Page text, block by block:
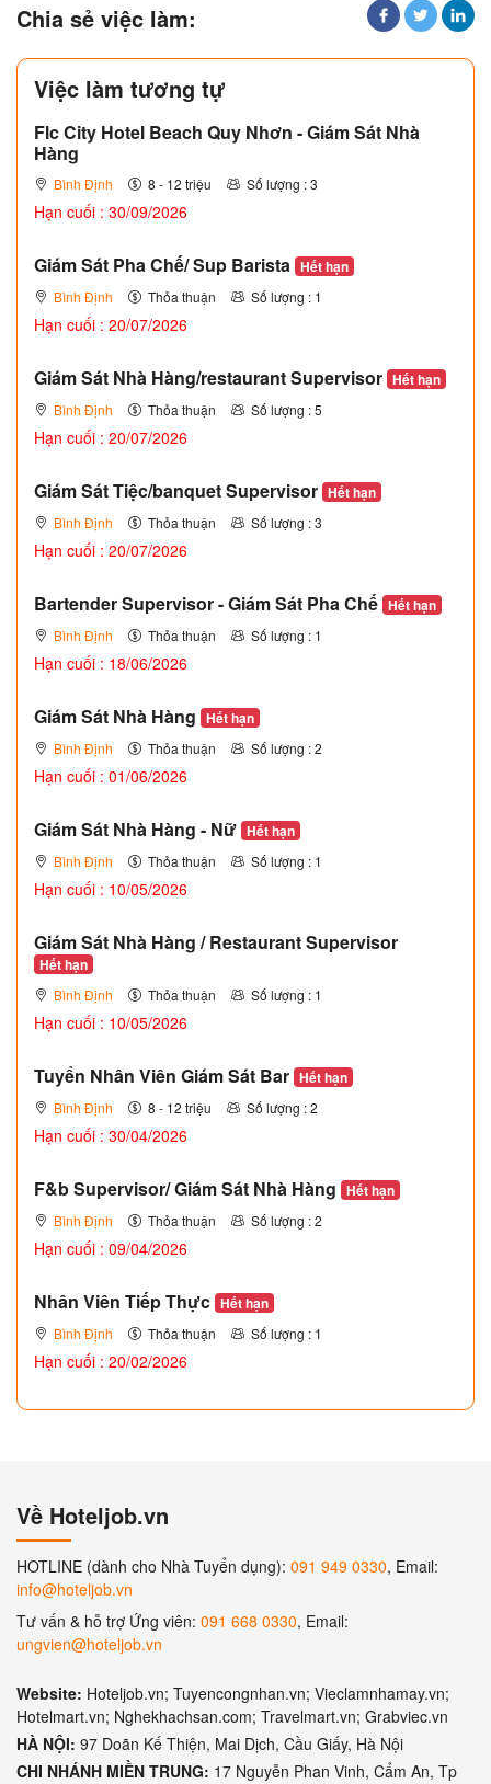
Chia sẻ việc làm:
Việc làm tương tự
Flc City Hotel Beach Quy Nhơn - Giám Sát Nhà
Hàng
Bình Định 8 - 12 triệu Số lượng : 3
Hạn cuối : 30/09/2026
Giám Sát Pha Chế/ Sup Barista Hết hạn
Bình Định Thỏa thuận Số lượng : 1
Hạn cuối : 20/07/2026
Giám Sát Nhà Hàng/restaurant Supervisor Hết hạn
Bình Định Thỏa thuận Số lượng : 5
Hạn cuối : 20/07/2026
Giám Sát Tiệc/banquet Supervisor Hết hạn
Bình Định Thỏa thuận Số lượng : 3
Hạn cuối : 20/07/2026
Bartender Supervisor - Giám Sát Pha Chế Hết hạn
Bình Định Thỏa thuận Số lượng : 1
Hạn cuối : 18/06/2026
Giám Sát Nhà Hàng Hết hạn
Bình Định Thỏa thuận Số lượng : 2
Hạn cuối : 01/06/2026
Giám Sát Nhà Hàng - Nữ Hết hạn
Bình Định Thỏa thuận Số lượng : 1
Hạn cuối : 10/05/2026
Giám Sát Nhà Hàng / Restaurant Supervisor
Hết hạn
Bình Định Thỏa thuận Số lượng : 1
Hạn cuối : 10/05/2026
Tuyển Nhân Viên Giám Sát Bar Hết hạn
Bình Định 8 - 12 triệu Số lượng : 2
Hạn cuối : 30/04/2026
F&b Supervisor/ Giám Sát Nhà Hàng Hết hạn
Bình Định Thỏa thuận Số lượng : 2
Hạn cuối : 09/04/2026
Nhân Viên Tiếp Thực Hết hạn
Bình Định Thỏa thuận Số lượng : 1
Hạn cuối : 20/02/2026
Về Hoteljob.vn
HOTLINE (dành cho Nhà Tuyển dụng): 091 949 0330, Email:
info@hoteljob.vn
Tư vấn & hỗ trợ Ứng viên: 091 668 0330, Email:
ungvien@hoteljob.vn
Website: Hoteljob.vn; Tuyencongnhan.vn; Vieclamnhamay.vn;
Hotelmart.vn; Nghekhachsan.com; Travelmart.vn; Grabviec.vn
HÀ NỘI: 97 Doãn Kế Thiện, Mai Dịch, Cầu Giấy, Hà Nội
CHI NHÁNH MIỀN TRUNG: 17 Nguyễn Phan Vinh, Cẩm An, Tp